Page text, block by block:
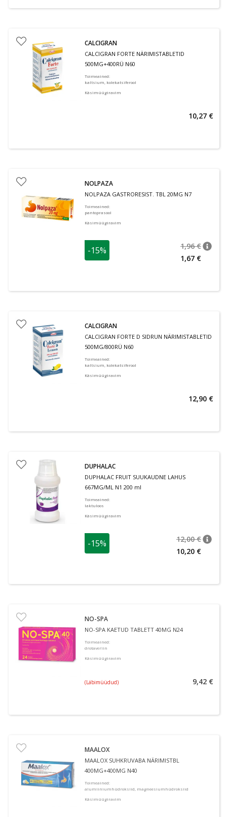
CALCIGRAN
CALCIGRAN FORTE NÄRIMISTABLETID
500MG+400RÜ N60
Toimeained:
kaltsium, kolekatsiferool
Käsimüügiravim
10,27 €
NOLPAZA
NOLPAZA GASTRORESIST. TBL 20MG N7
Toimeained:
pantoprasool
Käsimüügiravim
-15% 1,96 €
1,67 €
CALCIGRAN
CALCIGRAN FORTE D SIDRUN NÄRIMISTABLETID
500MG/800RÜ N60
Toimeained:
kaltsium, kolekatsiferool
Käsimüügiravim
12,90 €
DUPHALAC
DUPHALAC FRUIT SUUKAUDNE LAHUS
667MG/ML N1 200 ml
Toimeained:
laktuloos
Käsimüügiravim
-15% 12,00 €
10,20 €
NO-SPA
NO-SPA KAETUD TABLETT 40MG N24
Toimeained:
drotaveriin
Käsimüügiravim
(Läbimüüdud) 9,42 €
MAALOX
MAALOX SUHKRUVABA NÄRIMISTBL
400MG+400MG N40
Toimeained:
alumiiniumhüdroksiid, magneesiumhüdroksiid
Käsimüügiravim